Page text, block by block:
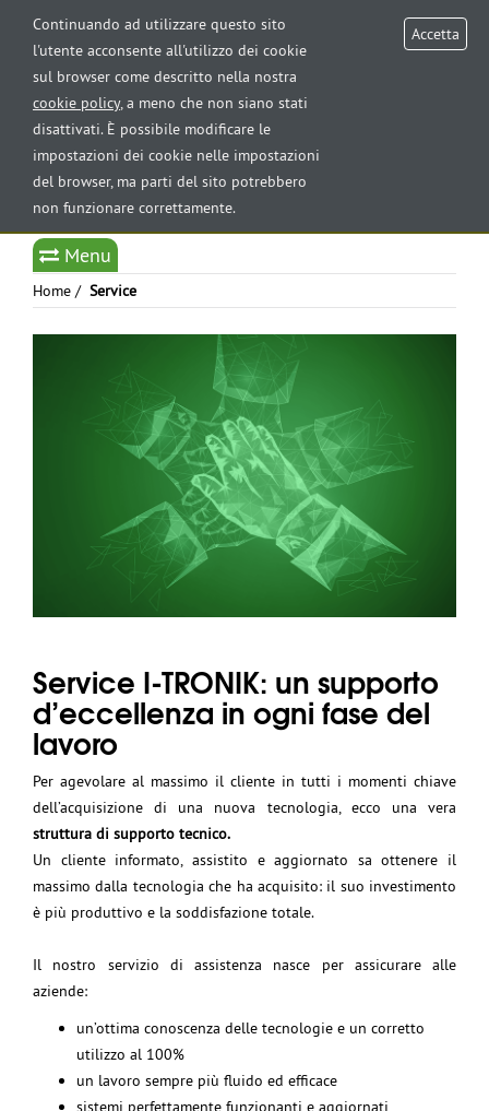
Menu
Home / Service
Service I-TRONIK: un supporto
d’eccellenza in ogni fase del
lavoro
Per agevolare al massimo il cliente in tutti i momenti chiave
dell’acquisizione di una nuova tecnologia, ecco una vera
struttura di supporto tecnico.
Un cliente informato, assistito e aggiornato sa ottenere il
massimo dalla tecnologia che ha acquisito: il suo investimento
è più produttivo e la soddisfazione totale.
Il nostro servizio di assistenza nasce per assicurare alle
aziende:
un’ottima conoscenza delle tecnologie e un corretto
utilizzo al 100%
un lavoro sempre più fluido ed efficace
sistemi perfettamente funzionanti e aggiornati
Continuando ad utilizzare questo sito
l'utente acconsente all'utilizzo dei cookie
sul browser come descritto nella nostra
cookie policy, a meno che non siano stati
disattivati. È possibile modificare le
impostazioni dei cookie nelle impostazioni
del browser, ma parti del sito potrebbero
non funzionare correttamente.
Accetta